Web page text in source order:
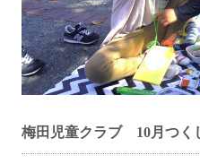
梅田児童クラブ 10月つく